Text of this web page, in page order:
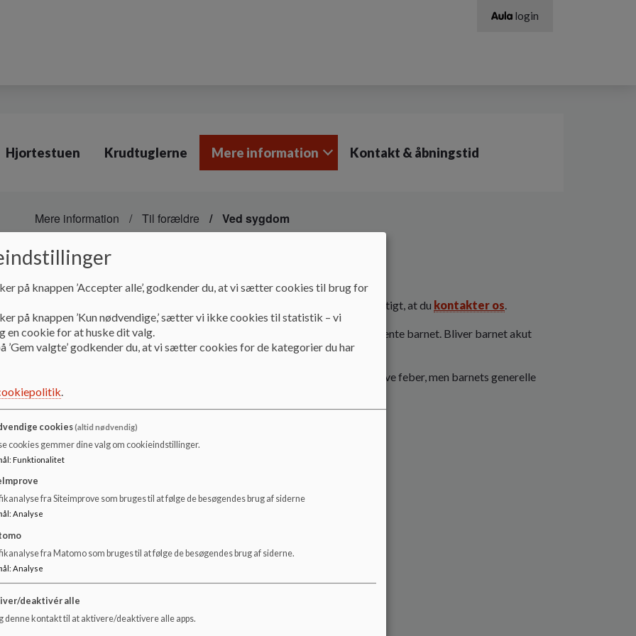
login
Hjortestuen Krudtuglerne Mere information Kontakt & åbningstid
Mere information Til forældre Ved sygdom
Ved sygdom
Et sygt barn modtages ikke i børnehaven. Hvis dit barn er sygt, er det vigtigt, at du kontakter os
Bliver barnet syg i børnehaven kontaktes forældrene, som derefter må hente barnet. Bliver barnet akut
meget syg, fx med høj feber, kontaktes lægen og forældrene.
Det er personalet der vurderer om et barn er syg. Barnet behøver ikke have feber, men barnets generelle
almentilstand kan være så dårlig at det må hjemsendes.
på knappen ’Accepter alle’, godkender du, at vi sætter cookies til brug for
på knappen ’Kun nødvendige,’ sætter vi ikke cookies til statistik – vi
en cookie for at huske dit valg.
’Gem valgte’ godkender du, at vi sætter cookies for de kategorier du har
.
cookies(altid nødvendig)
cookies gemmer dine valg om cookieindstillinger.
: Funktionalitet
fra Siteimprove som bruges til at følge de besøgendes brug af siderne
: Analyse
fra Matomo som bruges til at følge de besøgendes brug af siderne.
: Analyse
deaktivér alle
denne kontakt til at aktivere/deaktivere alle apps.